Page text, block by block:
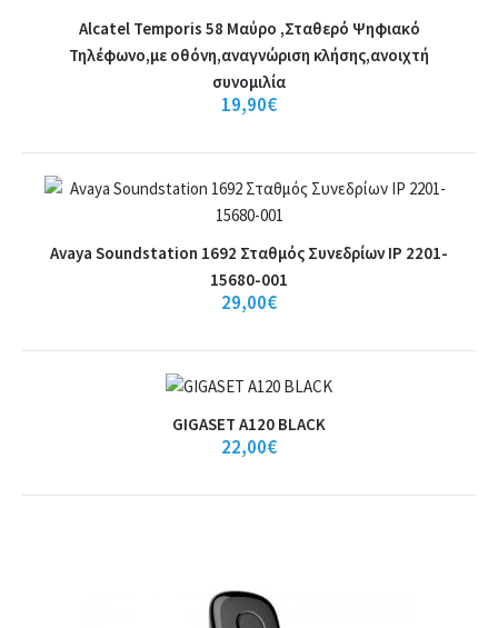
Alcatel Temporis 58 Μαύρο ,Σταθερό
Ψηφιακό Τηλέφωνο,με οθόνη,αναγνώριση
κλήσης,ανοιχτή συνομιλία
Alcatel Temporis 58 Μαύρο ,Σταθερό Ψηφιακό Τηλέφωνο,με
οθόνη,αναγνώριση κλήσης,ανοιχτή συνομιλίαΙδαν..
19,90€
Καλάθι
+Αγαπημένο
Συνεδρίων IP 2201-15680-001
Alcatel Temporis 58 Μαύρο ,Σταθερό Ψηφιακό
Τηλέφωνο,με οθόνη,αναγνώριση κλήσης,ανοιχτή
συνομιλία
19,90€
Avaya Soundstation 1692 Σταθμός Συνεδρίων IP 2201-
15680-001
29,00€
GIGASET A120 BLACK
22,00€